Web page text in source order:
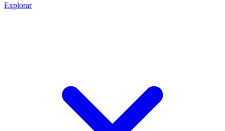
Explorar